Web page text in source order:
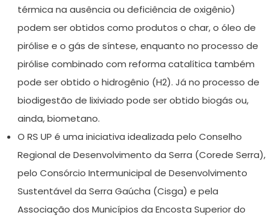
térmica na ausência ou deficiência de oxigênio)
podem ser obtidos como produtos o char, o óleo de
pirólise e o gás de síntese, enquanto no processo de
pirólise combinado com reforma catalítica também
pode ser obtido o hidrogênio (H2). Já no processo de
biodigestão de lixiviado pode ser obtido biogás ou,
ainda, biometano.
O RS UP é uma iniciativa idealizada pelo Conselho
Regional de Desenvolvimento da Serra (Corede Serra),
pelo Consórcio Intermunicipal de Desenvolvimento
Sustentável da Serra Gaúcha (Cisga) e pela
Associação dos Municípios da Encosta Superior do